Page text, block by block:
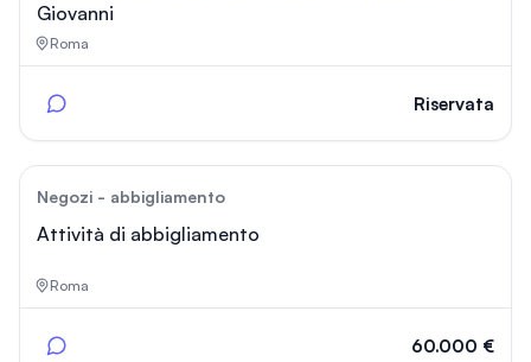
Giovanni
Roma
Riservata
Negozi - abbigliamento
Attività di abbigliamento
Roma
60.000 €